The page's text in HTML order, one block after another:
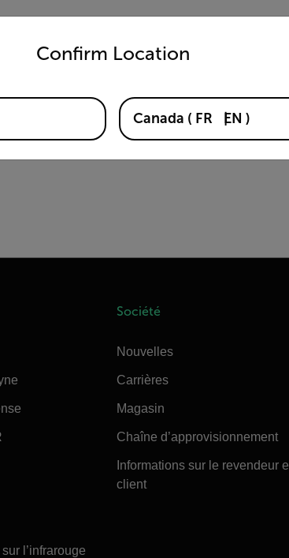
l’infrarouge
Société
Nouvelles
Carrières
Magasin
Chaîne d’approvisionnement
Informations sur le revendeur
client
Confirm Location
from the options below to access the
Canada ( FR EN )